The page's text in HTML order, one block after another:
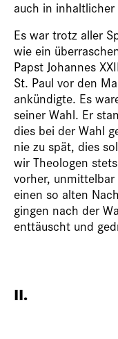
auch in
Es war trotz aller
wie ein
Papst Johannes
St. Paul vor den
ankündigte. Es
seiner Wahl. Er
dies bei der Wahl
nie zu spät, dies
wir Theologen
vorher,
einen so alten
gingen nach der
enttäuscht und
II.